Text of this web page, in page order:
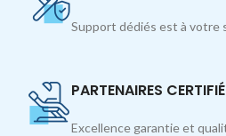
Support dédiés est à votre
PARTENAIRES
Excellence garantie et